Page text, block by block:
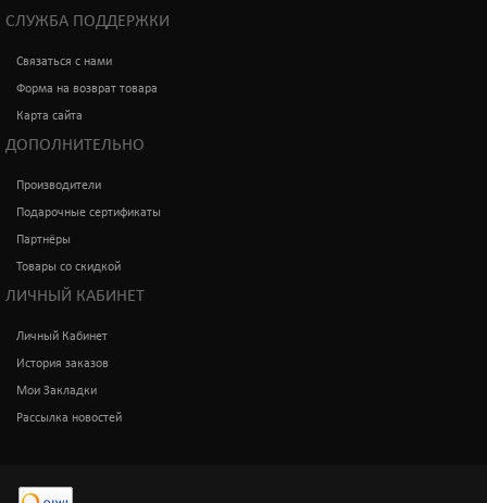
СЛУЖБА ПОДДЕРЖКИ
Связаться с нами
Форма на возврат товара
Карта сайта
ДОПОЛНИТЕЛЬНО
Производители
Подарочные сертификаты
Партнёры
Товары со скидкой
ЛИЧНЫЙ КАБИНЕТ
Личный Кабинет
История заказов
Мои Закладки
Рассылка новостей